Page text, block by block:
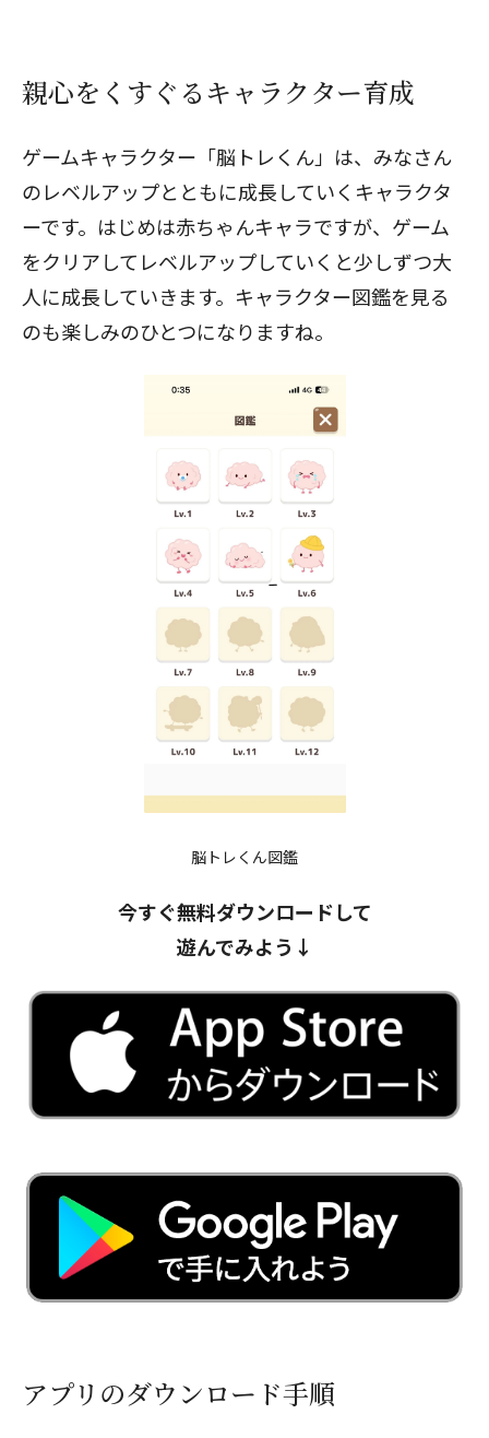
親心をくすぐるキャラクター育成
ゲームキャラクター「脳トレくん」は、みなさん
のレベルアップとともに成長していくキャラクタ
ーです。はじめは赤ちゃんキャラですが、ゲーム
をクリアしてレベルアップしていくと少しずつ大
人に成長していきます。キャラクター図鑑を見る
のも楽しみのひとつになりますね。
脳トレくん図鑑
今すぐ無料ダウンロードして
遊んでみよう↓
アプリのダウンロード手順